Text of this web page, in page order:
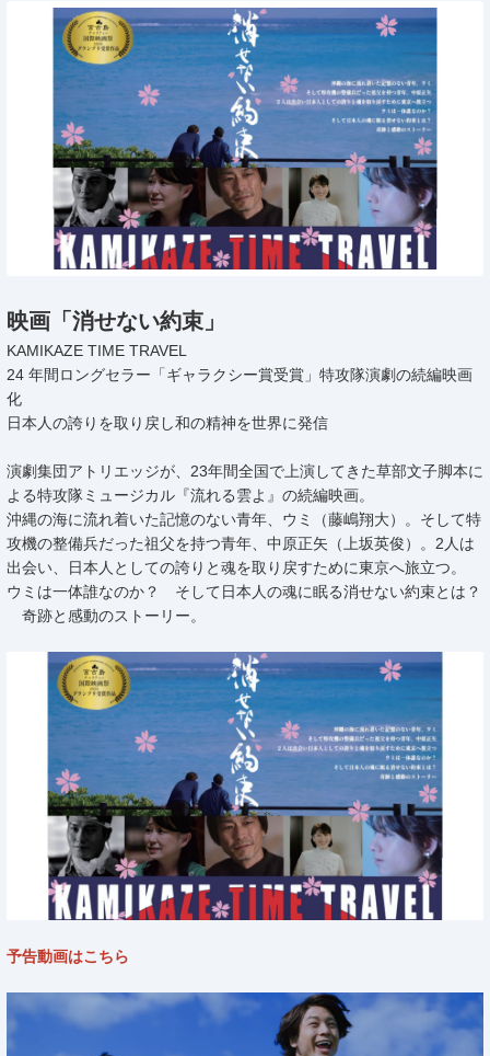
映画「消せない約束」
KAMIKAZE TIME TRAVEL
24 年間ロングセラー「ギャラクシー賞受賞」特攻隊演劇の続編映画
化
日本人の誇りを取り戻し和の精神を世界に発信
演劇集団アトリエッジが、23年間全国で上演してきた草部文子脚本に
よる特攻隊ミュージカル『流れる雲よ』の続編映画。
沖縄の海に流れ着いた記憶のない青年、ウミ（藤嶋翔大）。そして特
攻機の整備兵だった祖父を持つ青年、中原正矢（上坂英俊）。2人は
出会い、日本人としての誇りと魂を取り戻すために東京へ旅立つ。
ウミは一体誰なのか？ そして日本人の魂に眠る消せない約束とは？
奇跡と感動のストーリー。
予告動画はこちら